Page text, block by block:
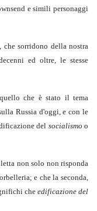
e simili personaggi
che sorridono della nostra
ed oltre, le stesse
che è stato il tema
Russia d'oggi, e con le
del socialismo o
non solo non risponda
e che la seconda,
che edificazione del